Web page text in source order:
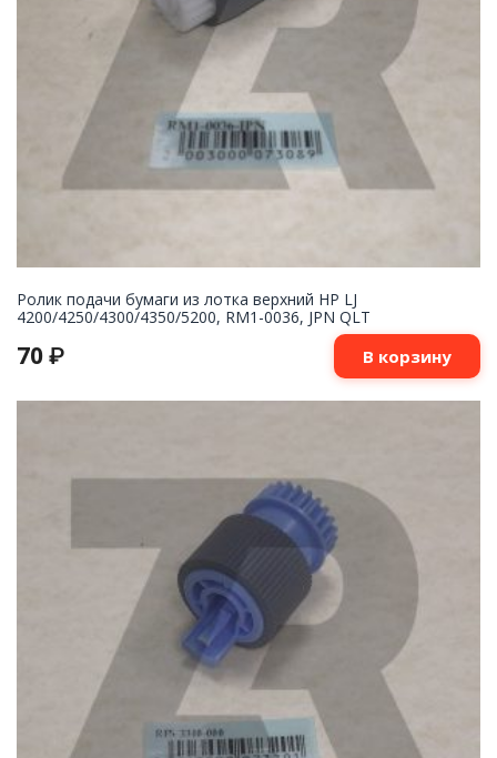
Ролик подачи бумаги из лотка верхний HP LJ
4200/4250/4300/4350/5200, RM1-0036, JPN QLT
70 ₽ В корзину